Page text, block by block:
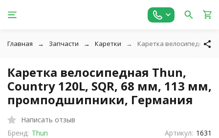
Главная Запчасти Каретки Каретка велосипедная
Каретка велосипедная Thun,
Country 120L, SQR, 68 мм, 113 мм,
промподшипники, Германия
Написать отзыв
Бренд: Thun Артикул: 1631